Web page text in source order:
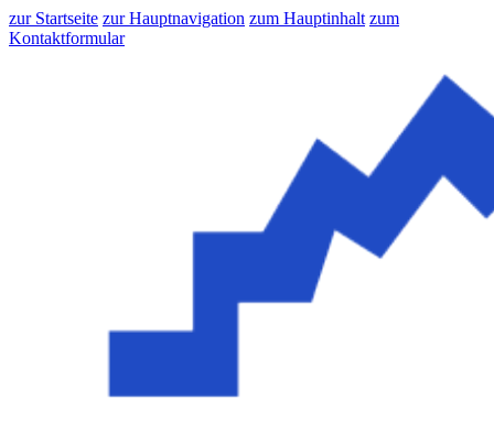
zur Startseite zur Hauptnavigation zum Hauptinhalt zum
Kontaktformular